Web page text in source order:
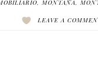
, MONTAÑA,
LEAVE A